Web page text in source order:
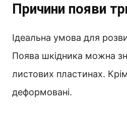
Причини появи
Ідеальна умова для
Поява шкідника можна
листових пластинах.
деформовані.